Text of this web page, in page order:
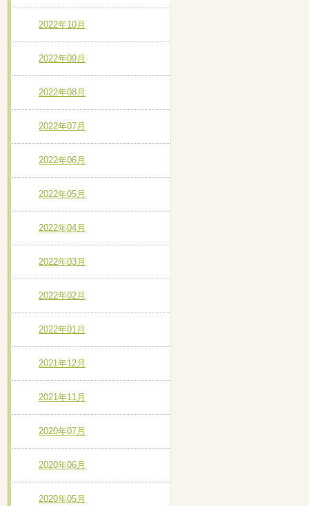
2022年10月
2022年09月
2022年08月
2022年07月
2022年06月
2022年05月
2022年04月
2022年03月
2022年02月
2022年01月
2021年12月
2021年11月
2020年07月
2020年06月
2020年05月